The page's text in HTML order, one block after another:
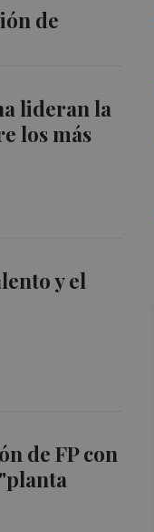
de
lideran la
los más
y el
de FP con